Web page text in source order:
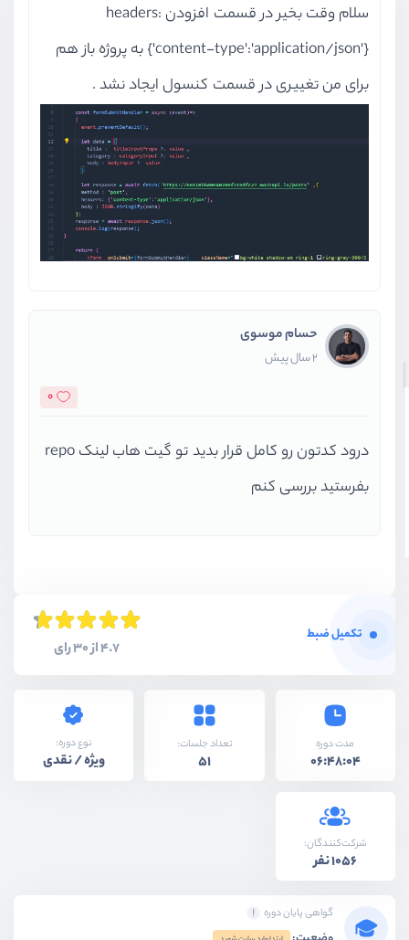
سلام وقت بخیر در قسمت افزودن headers:
{'content-type':'application/json'} به پروژه باز هم
برای من تغییری در قسمت کنسول ایجاد نشد .
حسام موسوی
2 سال پیش
0
درود کدتون رو کامل قرار بدید تو گیت هاب لینک repo
بفرستید بررسی کنم
تکمیل ضبط
4.7 از 30 رای
مدت دوره
06:48:04
تعداد جلسات:
51
نوع دوره:
ویژه / نقدی
شرکت‌کنندگان:
1056 نفر
گواهی پایان دوره